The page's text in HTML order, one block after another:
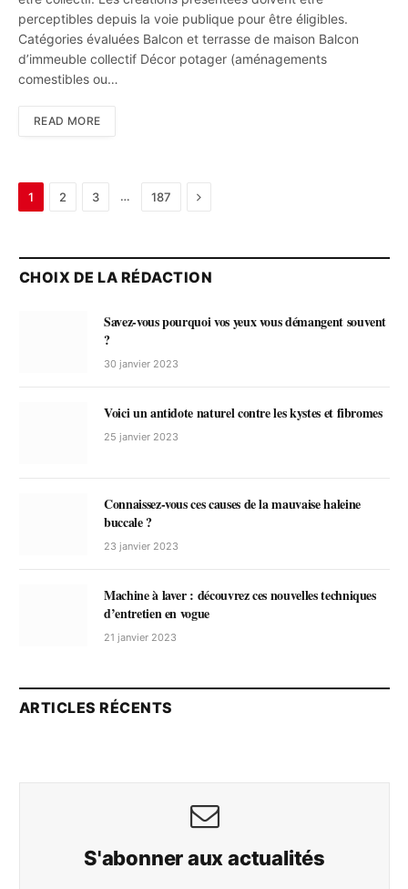
perceptibles depuis la voie publique pour être éligibles.
Catégories évaluées Balcon et terrasse de maison Balcon
d’immeuble collectif Décor potager (aménagements
comestibles ou…
READ MORE
1 2 3 … 187 Next
CHOIX DE LA RÉDACTION
Savez-vous pourquoi vos yeux vous démangent souvent
?
30 janvier 2023
Voici un antidote naturel contre les kystes et fibromes
25 janvier 2023
Connaissez-vous ces causes de la mauvaise haleine
buccale ?
23 janvier 2023
Machine à laver : découvrez ces nouvelles techniques
d’entretien en vogue
21 janvier 2023
ARTICLES RÉCENTS
S'abonner aux actualités